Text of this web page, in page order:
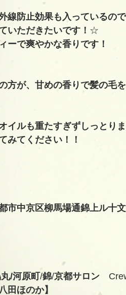
線防止効果も入っているの
いただきたいです！ ☆
ーで爽やかな香りです！
方が、甘めの香りで髪の毛
イルも重たすぎずしっとり
みてください！！
市中京区柳馬場通錦上ル十文
/河原町 /錦/京都サロン
田ほのか】